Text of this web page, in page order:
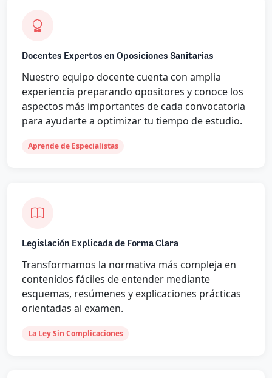
Docentes Expertos en Oposiciones Sanitarias
Nuestro equipo docente cuenta con amplia
experiencia preparando opositores y conoce los
aspectos más importantes de cada convocatoria
para ayudarte a optimizar tu tiempo de estudio.
Aprende de Especialistas
Legislación Explicada de Forma Clara
Transformamos la normativa más compleja en
contenidos fáciles de entender mediante
esquemas, resúmenes y explicaciones prácticas
orientadas al examen.
La Ley Sin Complicaciones